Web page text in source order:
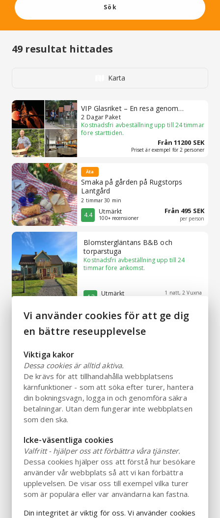
Sök
49 resultat hittades
Karta
VIP Glasriket – En resa genom
historia, glas och gastronomi
2 Dagar Paket
Kostnadsfri avbeställning upp till 24 timmar
före starttiden.
Från 11200 SEK
Priset är exempel för 2 personer
Äta
Smaka på gården på Rugstorps
Lantgård
2 timmar 30 min
4.4 Utmärkt
100+ recensioner
Från 495 SEK
per person
Blomstergläntans B&B och
torparstuga
Kostnadsfri avbeställning upp till 24
timmar före ankomst.
4.3 Utmärkt 1 natt, 2 Vuxna
Ödevata Gårdshotell
Kostnadsfri avbeställning upp till 5 dagar
4.6 Underbart
250+ recensioner
1 natt, 2 Vuxna
Från 1390 SEK
Nybro Stora Hotellet
timmar före ankomst.
Aktivitet
Glasbruk – Kosta, Sverige
Vi använder cookies för att ge dig
en bättre reseupplevelse
Viktiga kakor
Dessa cookies är alltid aktiva.
De krävs för att tillhandahålla webbplatsens
kärnfunktioner - som att söka efter turer, hantera
din bokningsvagn, logga in och genomföra säkra
betalningar. Utan dem fungerar inte webbplatsen
som den ska.
Icke-väsentliga cookies
Valfritt - hjälper oss att förbättra våra tjänster.
Dessa cookies hjälper oss att förstå hur besökare
använder vår webbplats så att vi kan förbättra
upplevelsen. De visar oss till exempel vilka turer
som är populära eller var användarna kan fastna.
Din integritet är viktig för oss. Vi använder cookies